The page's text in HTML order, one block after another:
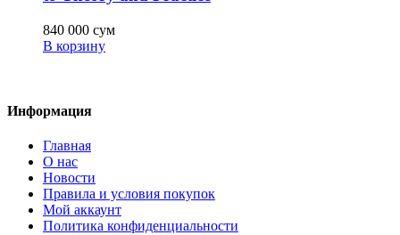
840 000 сум
В корзину
Информация
Главная
О нас
Новости
Правила и условия покупок
Мой аккаунт
Политика конфиденциальности